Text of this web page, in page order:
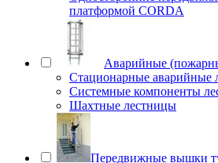
платформой CORDA
Аварийные
Стационарные аварийные
Системные компоненты
Шахтные лестницы
Передвижные вышки